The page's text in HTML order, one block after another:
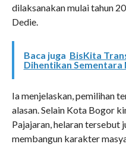
dilaksanakan mulai tahun
Dedie.
Baca juga BisKita
Dihentikan Sementara
Ia menjelaskan, pemilihan
alasan. Selain Kota Bogor
Pajajaran, helaran tersebut
membangun karakter